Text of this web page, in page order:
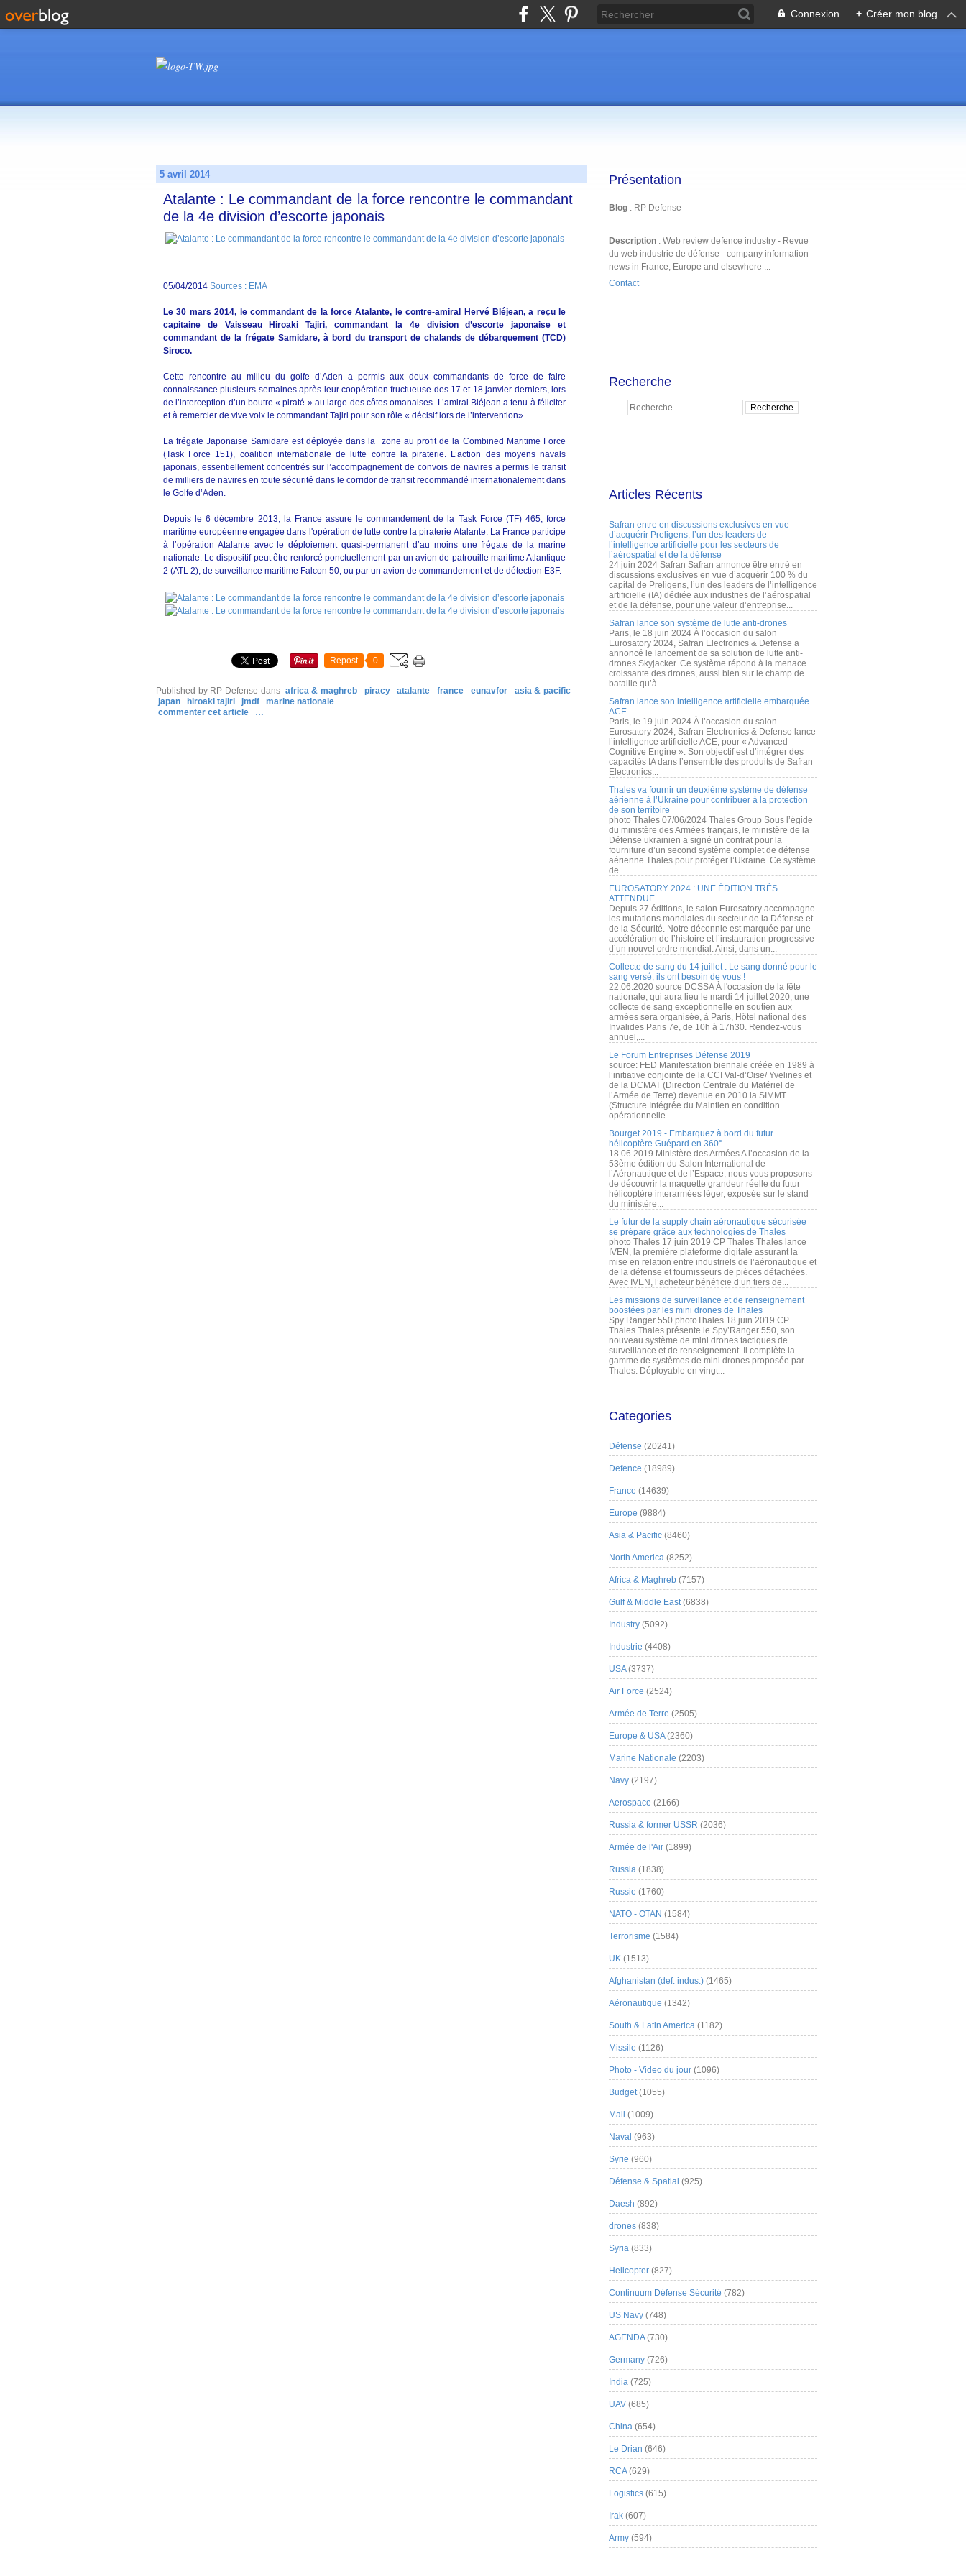
Connexion + Créer mon blog
5 avril 2014
Atalante : Le commandant de la force rencontre le commandant
de la 4e division d’escorte japonais
05/04/2014 Sources : EMA
Le 30 mars 2014, le commandant de la force Atalante, le contre-amiral Hervé Bléjean, a reçu le
capitaine de Vaisseau Hiroaki Tajiri, commandant la 4e division d’escorte japonaise et
commandant de la frégate Samidare, à bord du transport de chalands de débarquement (TCD)
Siroco.
Cette rencontre au milieu du golfe d’Aden a permis aux deux commandants de force de faire
connaissance plusieurs semaines après leur coopération fructueuse des 17 et 18 janvier derniers, lors
de l’interception d’un boutre « piraté » au large des côtes omanaises. L’amiral Bléjean a tenu à féliciter
et à remercier de vive voix le commandant Tajiri pour son rôle « décisif lors de l’intervention».
La frégate Japonaise Samidare est déployée dans la zone au profit de la Combined Maritime Force
(Task Force 151), coalition internationale de lutte contre la piraterie. L’action des moyens navals
japonais, essentiellement concentrés sur l’accompagnement de convois de navires a permis le transit
de milliers de navires en toute sécurité dans le corridor de transit recommandé internationalement dans
le Golfe d’Aden.
Depuis le 6 décembre 2013, la France assure le commandement de la Task Force (TF) 465, force
maritime européenne engagée dans l'opération de lutte contre la piraterie Atalante. La France participe
à l’opération Atalante avec le déploiement quasi-permanent d’au moins une frégate de la marine
nationale. Le dispositif peut être renforcé ponctuellement par un avion de patrouille maritime Atlantique
2 (ATL 2), de surveillance maritime Falcon 50, ou par un avion de commandement et de détection E3F.
Repost 0
Published by RP Defense dans africa & maghreb piracy atalante france eunavfor
asia & pacific
japan
hiroaki tajiri jmdf
marine nationale
commenter cet article
…
Présentation
Blog : RP Defense
Description : Web review defence industry - Revue
du web industrie de défense - company information -
news in France, Europe and elsewhere ...
Contact
Recherche
Articles Récents
Safran entre en discussions exclusives en vue
d’acquérir Preligens, l’un des leaders de
l’intelligence artificielle pour les secteurs de
l’aérospatial et de la défense
24 juin 2024 Safran Safran annonce être entré en
discussions exclusives en vue d’acquérir 100 % du
capital de Preligens, l’un des leaders de l’intelligence
artificielle (IA) dédiée aux industries de l’aérospatial
et de la défense, pour une valeur d’entreprise...
Safran lance son système de lutte anti-drones
Paris, le 18 juin 2024 À l’occasion du salon
Eurosatory 2024, Safran Electronics & Defense a
annoncé le lancement de sa solution de lutte anti-
drones Skyjacker. Ce système répond à la menace
croissante des drones, aussi bien sur le champ de
bataille qu’à...
Safran lance son intelligence artificielle embarquée
ACE
Paris, le 19 juin 2024 À l’occasion du salon
Eurosatory 2024, Safran Electronics & Defense lance
l’intelligence artificielle ACE, pour « Advanced
Cognitive Engine ». Son objectif est d’intégrer des
capacités IA dans l’ensemble des produits de Safran
Electronics...
Thales va fournir un deuxième système de défense
aérienne à l’Ukraine pour contribuer à la protection
de son territoire
photo Thales 07/06/2024 Thales Group Sous l’égide
du ministère des Armées français, le ministère de la
Défense ukrainien a signé un contrat pour la
fourniture d’un second système complet de défense
aérienne Thales pour protéger l’Ukraine. Ce système
de...
EUROSATORY 2024 : UNE ÉDITION TRÈS
ATTENDUE
Depuis 27 éditions, le salon Eurosatory accompagne
les mutations mondiales du secteur de la Défense et
de la Sécurité. Notre décennie est marquée par une
accélération de l’histoire et l’instauration progressive
d’un nouvel ordre mondial. Ainsi, dans un...
Collecte de sang du 14 juillet : Le sang donné pour le
sang versé, ils ont besoin de vous !
22.06.2020 source DCSSA À l'occasion de la fête
nationale, qui aura lieu le mardi 14 juillet 2020, une
collecte de sang exceptionnelle en soutien aux
armées sera organisée, à Paris, Hôtel national des
Invalides Paris 7e, de 10h à 17h30. Rendez-vous
annuel,...
Le Forum Entreprises Défense 2019
source: FED Manifestation biennale créée en 1989 à
l’initiative conjointe de la CCI Val-d’Oise/ Yvelines et
de la DCMAT (Direction Centrale du Matériel de
l’Armée de Terre) devenue en 2010 la SIMMT
(Structure Intégrée du Maintien en condition
opérationnelle...
Bourget 2019 - Embarquez à bord du futur
hélicoptère Guépard en 360°
18.06.2019 Ministère des Armées A l’occasion de la
53ème édition du Salon International de
l’Aéronautique et de l’Espace, nous vous proposons
de découvrir la maquette grandeur réelle du futur
hélicoptère interarmées léger, exposée sur le stand
du ministère...
Le futur de la supply chain aéronautique sécurisée
se prépare grâce aux technologies de Thales
photo Thales 17 juin 2019 CP Thales Thales lance
IVEN, la première plateforme digitale assurant la
mise en relation entre industriels de l’aéronautique et
de la défense et fournisseurs de pièces détachées.
Avec IVEN, l’acheteur bénéficie d’un tiers de...
Les missions de surveillance et de renseignement
boostées par les mini drones de Thales
Spy’Ranger 550 photoThales 18 juin 2019 CP
Thales Thales présente le Spy’Ranger 550, son
nouveau système de mini drones tactiques de
surveillance et de renseignement. Il complète la
gamme de systèmes de mini drones proposée par
Thales. Déployable en vingt...
Categories
Défense (20241)
Defence (18989)
France (14639)
Europe (9884)
Asia & Pacific (8460)
North America (8252)
Africa & Maghreb (7157)
Gulf & Middle East(6838)
Industry (5092)
Industrie (4408)
USA(3737)
Air Force (2524)
Armée de Terre (2505)
Europe & USA(2360)
Marine Nationale (2203)
Navy (2197)
Aerospace (2166)
Russia & former USSR (2036)
Armée de l'Air (1899)
Russia (1838)
Russie (1760)
NATO - OTAN (1584)
Terrorisme (1584)
UK (1513)
Afghanistan (def. indus.) (1465)
Aéronautique (1342)
South & Latin America (1182)
Missile (1126)
Photo - Video du jour (1096)
Budget(1055)
Mali (1009)
Naval (963)
Syrie (960)
Défense & Spatial (925)
Daesh (892)
drones (838)
Syria (833)
Helicopter (827)
Continuum Défense Sécurité (782)
US Navy (748)
AGENDA(730)
Germany (726)
India (725)
UAV (685)
China (654)
Le Drian (646)
RCA(629)
Logistics (615)
Irak (607)
Army (594)